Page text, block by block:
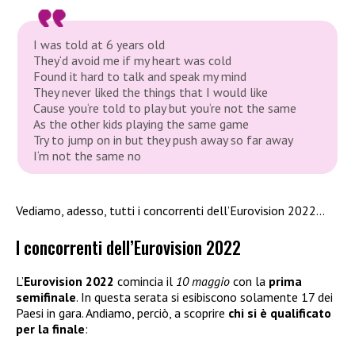
I was told at 6 years old
They‘d avoid me if my heart was cold
Found it hard to talk and speak my mind
They never liked the things that I would like
Cause you‘re told to play but you‘re not the same
As the other kids playing the same game
Try to jump on in but they push away so far away
I‘m not the same no
Vediamo, adesso, tutti i concorrenti dell’Eurovision 2022…
I concorrenti dell’Eurovision 2022
L’Eurovision 2022 comincia il 10 maggio con la prima
semifinale. In questa serata si esibiscono solamente 17 dei
Paesi in gara. Andiamo, perciò, a scoprire chi si è qualificato
per la finale: